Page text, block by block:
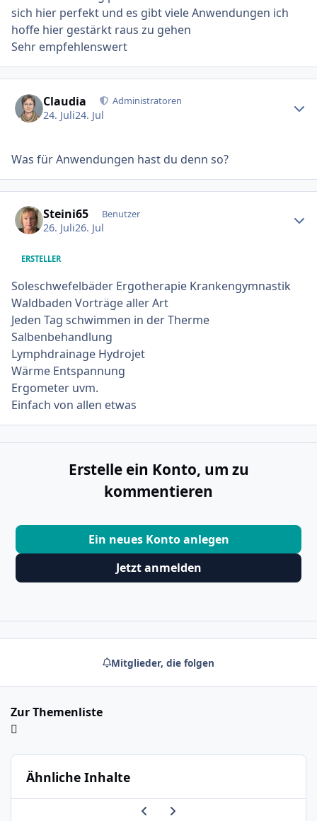
sich hier perfekt und es gibt viele Anwendungen ich
hoffe hier gestärkt raus zu gehen
Sehr empfehlenswert
Claudia Administratoren
24. Juli24. Jul
Was für Anwendungen hast du denn so?
Steini65 Benutzer
26. Juli26. Jul
ERSTELLER
Soleschwefelbäder Ergotherapie Krankengymnastik
Waldbaden Vorträge aller Art
Jeden Tag schwimmen in der Therme
Salbenbehandlung
Lymphdrainage Hydrojet
Wärme Entspannung
Ergometer uvm.
Einfach von allen etwas
Erstelle ein Konto, um zu
kommentieren
Ein neues Konto anlegen
Jetzt anmelden
Mitglieder, die folgen
Zur Themenliste
Ähnliche Inhalte
Vorherige Karussell-Folie
Nächste Karussell-Folie